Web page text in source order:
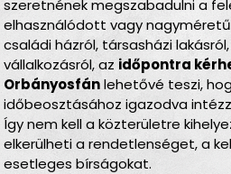
szeretnének megszabadulni a
elhasználódott vagy
családi házról, társasházi
vállalkozásról, az időpontra
Orbányosfánlehetővé teszi,
időbeosztásához igazodva
Így nem kell a közterületre
elkerülheti a rendetlenséget, a
esetleges bírságokat.